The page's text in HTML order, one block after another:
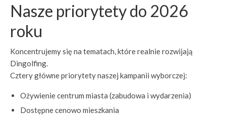
Nasze priorytety do 2026
roku
Koncentrujemy się na tematach, które realnie rozwijają
Dingolfing.
Cztery główne priorytety naszej kampanii wyborczej:
Ożywienie centrum miasta (zabudowa i wydarzenia)
Dostępne cenowo mieszkania